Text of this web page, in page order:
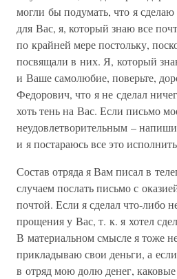
могли бы подумать, что я
для Вас, я, который знаю все
по крайней мере постольку,
посвящали в них. Я, который
и Ваше самолюбие, поверьте,
Федорович, что я не сделал
хоть тень на Вас. Если письмо
неудовлетворительным –
и я постараюсь все это
Состав отряда я Вам писал в
случаем послать письмо с
почтой. Если я сделал что-либо
прощения у Вас, т. к. я хотел
В материальном смысле я тоже
прикладываю свои деньги, а
в отряд мою долю денег,